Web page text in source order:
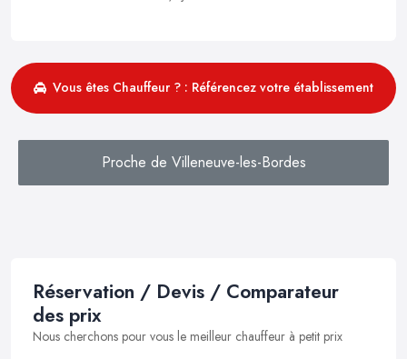
Vous êtes Chauffeur ? : Référencez votre établissement
Proche de Villeneuve-les-Bordes
Réservation / Devis / Comparateur
des prix
Nous cherchons pour vous le meilleur chauffeur à petit prix